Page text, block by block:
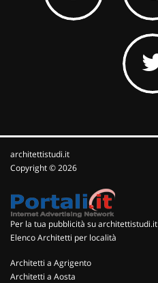
architettistudi.it
Copyright © 2026
Per la tua pubblicità su architettistudi.it
Elenco Architetti per località
Architetti a Agrigento
Architetti a Aosta